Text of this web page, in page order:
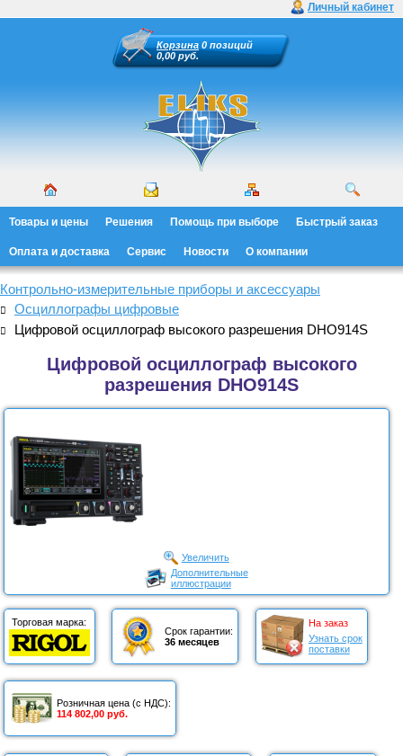
Личный кабинет
Корзина 0 позиций
0,00 руб.
Товары и цены Решения Помощь при выборе Быстрый заказ
Оплата и доставка Сервис Новости О компании
Контрольно-измерительные приборы и аксессуары
Осциллографы цифровые
Цифровой осциллограф высокого разрешения DHO914S
Цифровой осциллограф высокого
разрешения DHO914S
Увеличить
Дополнительные
иллюстрации
Торговая марка:
Срок гарантии:
36 месяцев
На заказ
Узнать срок
поставки
Розничная цена (с НДС):
114 802,00 руб.